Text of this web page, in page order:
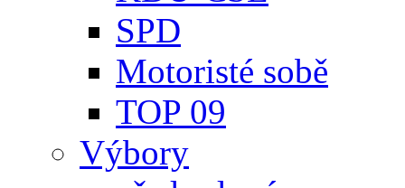
SPD
Motoristé sobě
TOP 09
Výbory